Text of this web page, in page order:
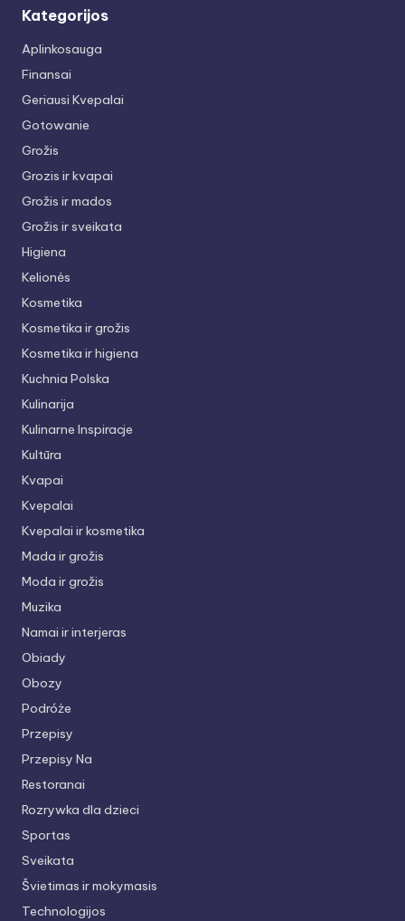
Kategorijos
Aplinkosauga
Finansai
Geriausi Kvepalai
Gotowanie
Grožis
Grozis ir kvapai
Grožis ir mados
Grožis ir sveikata
Higiena
Kelionės
Kosmetika
Kosmetika ir grožis
Kosmetika ir higiena
Kuchnia Polska
Kulinarija
Kulinarne Inspiracje
Kultūra
Kvapai
Kvepalai
Kvepalai ir kosmetika
Mada ir grožis
Moda ir grožis
Muzika
Namai ir interjeras
Obiady
Obozy
Podróże
Przepisy
Przepisy Na
Restoranai
Rozrywka dla dzieci
Sportas
Sveikata
Švietimas ir mokymasis
Technologijos